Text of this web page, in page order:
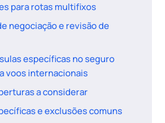
para rotas multifixos
negociação e revisão de
específicas no seguro
voos internacionais
a considerar
e exclusões comuns